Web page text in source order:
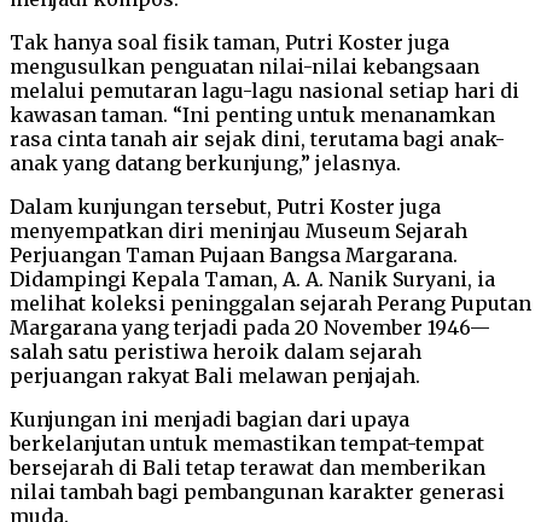
Tak hanya soal fisik taman, Putri Koster juga
mengusulkan penguatan nilai-nilai kebangsaan
melalui pemutaran lagu-lagu nasional setiap hari di
kawasan taman. “Ini penting untuk menanamkan
rasa cinta tanah air sejak dini, terutama bagi anak-
anak yang datang berkunjung,” jelasnya.
Dalam kunjungan tersebut, Putri Koster juga
menyempatkan diri meninjau Museum Sejarah
Perjuangan Taman Pujaan Bangsa Margarana.
Didampingi Kepala Taman, A. A. Nanik Suryani, ia
melihat koleksi peninggalan sejarah Perang Puputan
Margarana yang terjadi pada 20 November 1946—
salah satu peristiwa heroik dalam sejarah
perjuangan rakyat Bali melawan penjajah.
Kunjungan ini menjadi bagian dari upaya
berkelanjutan untuk memastikan tempat-tempat
bersejarah di Bali tetap terawat dan memberikan
nilai tambah bagi pembangunan karakter generasi
muda.